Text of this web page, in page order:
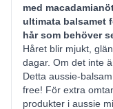
med
ultimata balsamet
hår som behöver
Håret blir mjukt,
dagar. Om det inte
Detta aussie-
free! För extra
produkter i aussie